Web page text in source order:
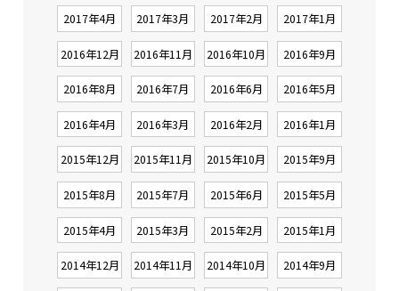
2017年4月 2017年3月 2017年2月 2017年1月
2016年12月 2016年11月 2016年10月 2016年9月
2016年8月 2016年7月 2016年6月 2016年5月
2016年4月 2016年3月 2016年2月 2016年1月
2015年12月 2015年11月 2015年10月 2015年9月
2015年8月 2015年7月 2015年6月 2015年5月
2015年4月 2015年3月 2015年2月 2015年1月
2014年12月 2014年11月 2014年10月 2014年9月